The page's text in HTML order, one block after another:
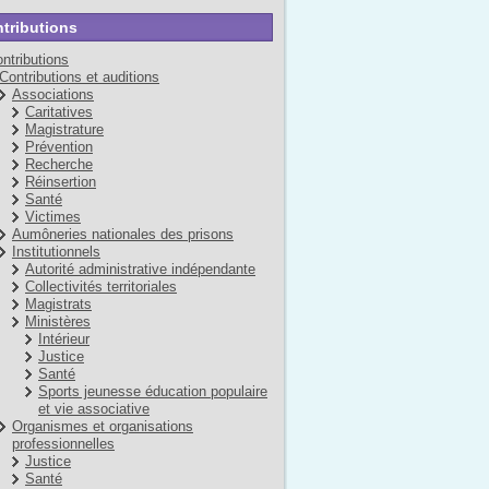
Contributions et auditions
Associations
Caritatives
Magistrature
Prévention
Recherche
Réinsertion
Santé
Victimes
Aumôneries nationales des prisons
Institutionnels
Autorité administrative indépendante
Collectivités territoriales
Magistrats
Ministères
Intérieur
Justice
Santé
Sports jeunesse éducation populaire
et vie associative
Organismes et organisations
professionnelles
Justice
Santé